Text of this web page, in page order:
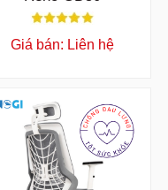
Giá bán: Liên hệ